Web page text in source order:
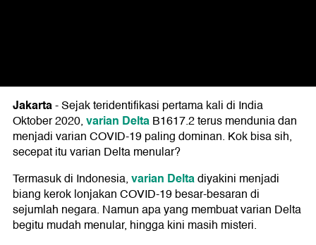
Jakarta-Sejak teridentifikasi pertama kali di India
Oktober 2020,varian DeltaB1617.2 terus mendunia dan
menjadi varian COVID-19 paling dominan. Kok bisa sih,
secepat itu varian Delta menular?
Termasuk di Indonesia,varian Deltadiyakini menjadi
biang kerok lonjakan COVID-19 besar-besaran di
sejumlah negara. Namun apa yang membuat varian Delta
begitu mudah menular, hingga kini masih misteri.